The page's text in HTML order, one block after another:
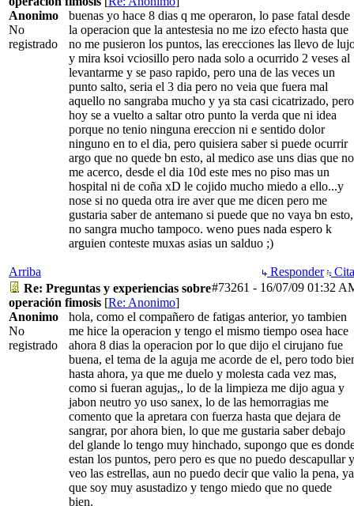
Anonimo
No
registrado
buenas yo hace 8 dias q me operaron, lo pase fatal desde
la operacion que la antestesia no me izo efecto hasta que
no me pusieron los puntos, las erecciones las llevo de
y mira ksoi vciosillo pero nada solo a ocurrido 2 veses al
levantarme y se paso rapido, pero una de las veces un
punto salto, seria el 3 dia pero no veia que fuera mal
aquello no sangraba mucho y ya sta casi cicatrizado, pero
hoy se a vuelto a saltar otro punto la verda que ni idea
porque no tenio ninguna ereccion ni e sentido dolor
ninguno en to el dia, pero quisiera saber si puede ocurrir
argo que no quede bn esto, al medico ase uns dias que no
me acerco, desde el dia 10d este mes no piso mas un
hospital ni de coña xD le cojido mucho miedo a ello...y
nose si no queda otra ire aver que me dicen pero me
gustaria saber de antemano si puede que no vaya bn esto,
no sangra mucho tampoco. weno pues nada espero k
arguien conteste muxas asias un salduo ;)
Arriba Responder
#73261 - 16/07/09 01:32
Re: Preguntas y experiencias sobre
operación fimosis [Re: Anonimo]
Anonimo
No
registrado
hola, como el compañero de fatigas anterior, yo tambien
me hice la operacion y tengo el mismo tiempo osea hace
ahora 8 dias la operacion por lo que dijo el cirujano fue
buena, el tema de la aguja me acorde de el, pero todo
hasta ahora, ya que me duelo y molesta cada vez mas,
como si fueran agujas,, lo de la limpieza me dijo agua y
jabon neutro yo uso sanex, lo de las hemorragias me
comento que la apretara con fuerza hasta que dejara de
sangrar, por ahora bien, lo que me gustaria saber debajo
del glande lo tengo muy hinchado, supongo que es
estan los puntos, pero pero es que no puedo descapullar y
veo las estrellas, aun no puedo decir que valio la pena, ya
que soy muy asustadizo y tengo miedo que no quede
bien.